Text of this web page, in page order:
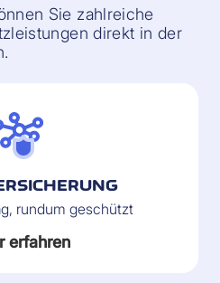
Sie zahlreiche
direkt in der
rundum geschützt
erfahren